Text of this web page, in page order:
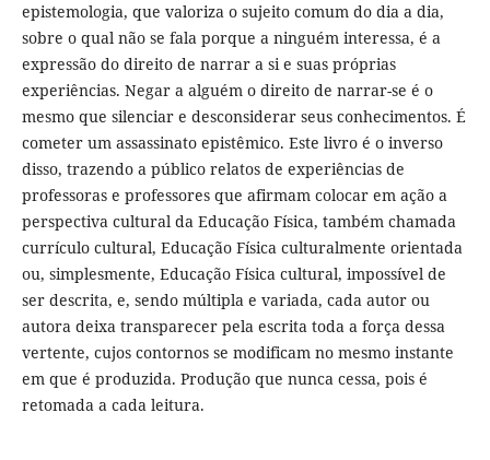
epistemologia, que valoriza o sujeito comum do dia a dia,
sobre o qual não se fala porque a ninguém interessa, é a
expressão do direito de narrar a si e suas próprias
experiências. Negar a alguém o direito de narrar-se é o
mesmo que silenciar e desconsiderar seus conhecimentos. É
cometer um assassinato epistêmico. Este livro é o inverso
disso, trazendo a público relatos de experiências de
professoras e professores que afirmam colocar em ação a
perspectiva cultural da Educação Física, também chamada
currículo cultural, Educação Física culturalmente orientada
ou, simplesmente, Educação Física cultural, impossível de
ser descrita, e, sendo múltipla e variada, cada autor ou
autora deixa transparecer pela escrita toda a força dessa
vertente, cujos contornos se modificam no mesmo instante
em que é produzida. Produção que nunca cessa, pois é
retomada a cada leitura.